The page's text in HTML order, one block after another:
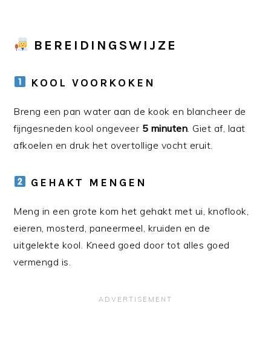
BEREIDINGSWIJZE
KOOL VOORKOKEN
Breng een pan water aan de kook en blancheer de
fijngesneden kool ongeveer 5 minuten . Giet af, laat
afkoelen en druk het overtollige vocht eruit.
GEHAKT MENGEN
Meng in een grote kom het gehakt met ui, knoflook,
eieren, mosterd, paneermeel, kruiden en de
uitgelekte kool. Kneed goed door tot alles goed
vermengd is.